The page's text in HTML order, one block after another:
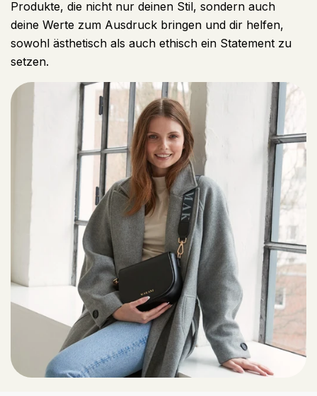
Produkte, die nicht nur deinen Stil, sondern auch
deine Werte zum Ausdruck bringen und dir helfen,
sowohl ästhetisch als auch ethisch ein Statement zu
setzen.